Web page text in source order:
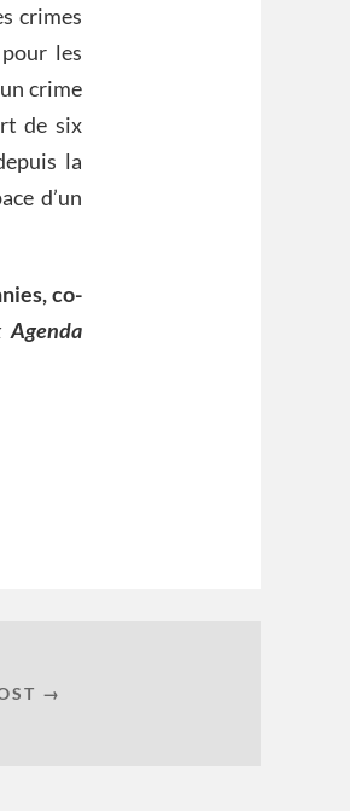
crimes
les
crime
de six
la
d’un
co-
Agenda
→